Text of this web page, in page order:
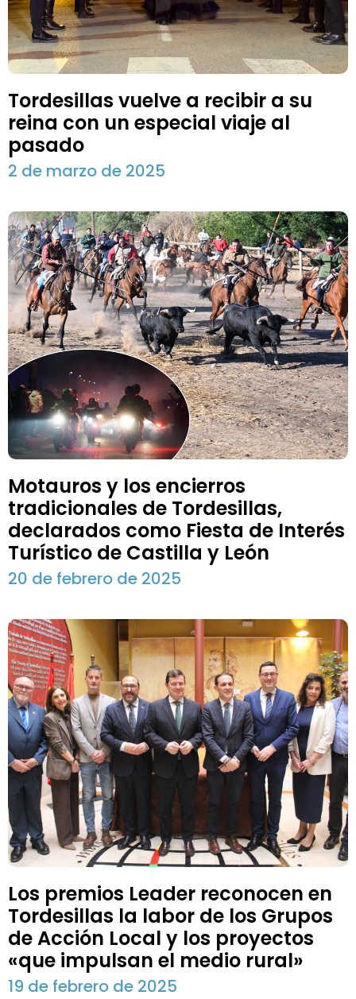
Tordesillas vuelve a recibir a su
reina con un especial viaje al
pasado
2 de marzo de 2025
Motauros y los encierros
tradicionales de Tordesillas,
declarados como Fiesta de Interés
Turístico de Castilla y León
20 de febrero de 2025
Los premios Leader reconocen en
Tordesillas la labor de los Grupos
de Acción Local y los proyectos
«que impulsan el medio rural»
19 de febrero de 2025